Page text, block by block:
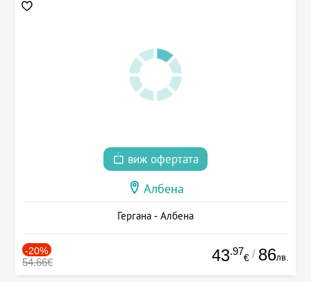
виж офертата
Албена
Гергана - Албена
-20%
54.66€ 43.97
€ / 86лв.